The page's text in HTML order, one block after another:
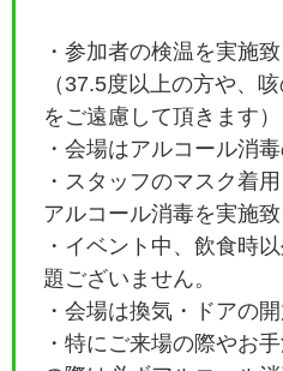
・参加者の検温を実施致
（37.5度以上の方や、
をご遠慮して頂きます）
・会場はアルコール消
・ スタッフのマスク着
アルコール消毒を実施致
・イベント中、飲食時
題ございません。
・会場は換気・ドアの
・特にご来場の際やお